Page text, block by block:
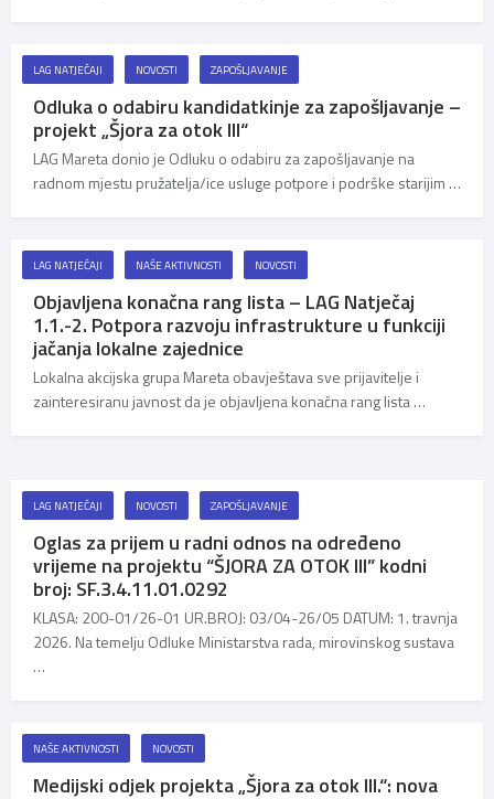
LAG NATJEČAJI NOVOSTI ZAPOŠLJAVANJE
Odluka o odabiru kandidatkinje za zapošljavanje –
projekt „Šjora za otok III“
LAG Mareta donio je Odluku o odabiru za zapošljavanje na
radnom mjestu pružatelja/ice usluge potpore i podrške starijim …
LAG NATJEČAJI NAŠE AKTIVNOSTI NOVOSTI
Objavljena konačna rang lista – LAG Natječaj
1.1.-2. Potpora razvoju infrastrukture u funkciji
jačanja lokalne zajednice
Lokalna akcijska grupa Mareta obavještava sve prijavitelje i
zainteresiranu javnost da je objavljena konačna rang lista …
LAG NATJEČAJI NOVOSTI ZAPOŠLJAVANJE
Oglas za prijem u radni odnos na određeno
vrijeme na projektu “ŠJORA ZA OTOK III” kodni
broj: SF.3.4.11.01.0292
KLASA: 200-01/26-01 UR.BROJ: 03/04-26/05 DATUM: 1. travnja
2026. Na temelju Odluke Ministarstva rada, mirovinskog sustava
…
NAŠE AKTIVNOSTI NOVOSTI
Medijski odjek projekta „Šjora za otok III.“: nova